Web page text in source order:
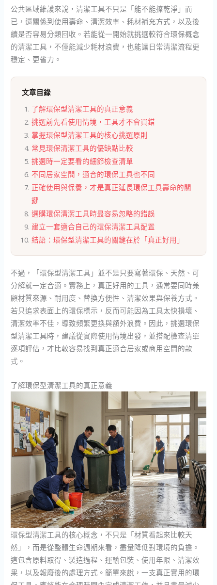
公共區域維護來說，清潔工具不只是「能不能擦乾淨」而
已，還關係到使用壽命、清潔效率、耗材補充方式，以及後
續是否容易分類回收。若能從一開始就挑選較符合環保概念
的清潔工具，不僅能減少耗材浪費，也能讓日常清潔流程更
穩定、更省力。
文章目錄
了解環保型清潔工具的真正意義
挑選前先看使用情境，工具才不會買錯
掌握環保型清潔工具的核心挑選原則
常見環保清潔工具的優缺點比較
挑選時一定要看的細節檢查清單
不同居家空間，適合的環保工具也不同
正確使用與保養，才是真正延長環保工具壽命的關
鍵
選購環保清潔工具時最容易忽略的錯誤
建立一套適合自己的環保清潔工具配置
結語：環保型清潔工具的關鍵在於「真正好用」
不過，「環保型清潔工具」並不是只要寫著環保、天然、可
分解就一定合適。實務上，真正好用的工具，通常要同時兼
顧材質來源、耐用度、替換方便性、清潔效果與保養方式。
若只追求表面上的環保標示，反而可能因為工具太快損壞、
清潔效率不佳，導致頻繁更換與額外浪費。因此，挑選環保
型清潔工具時，建議從實際使用情境出發，並搭配檢查清單
逐項評估，才比較容易找到真正適合居家或商用空間的款
式。
了解環保型清潔工具的真正意義
環保型清潔工具的核心概念，不只是「材質看起來比較天
然」，而是從整體生命週期來看，盡量降低對環境的負擔。
這包含原料取得、製造過程、運輸包裝、使用年限、清潔效
果，以及報廢後的處理方式。簡單來說，一支真正實用的環